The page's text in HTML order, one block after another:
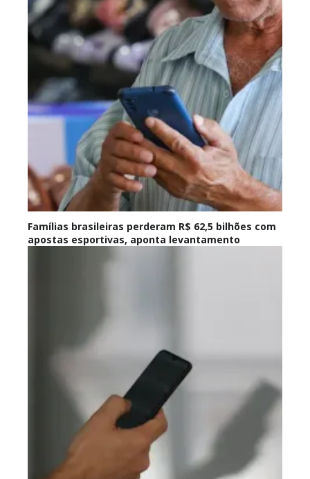
Famílias brasileiras perderam R$ 62,5 bilhões com
apostas esportivas, aponta levantamento